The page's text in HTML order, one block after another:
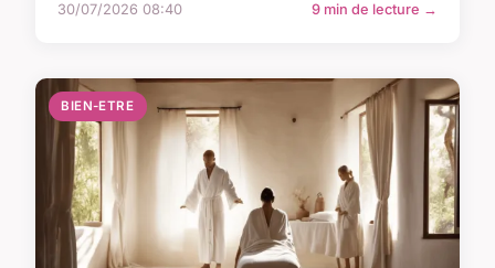
30/07/2026 08:40 9 min de lecture →
BIEN-ETRE